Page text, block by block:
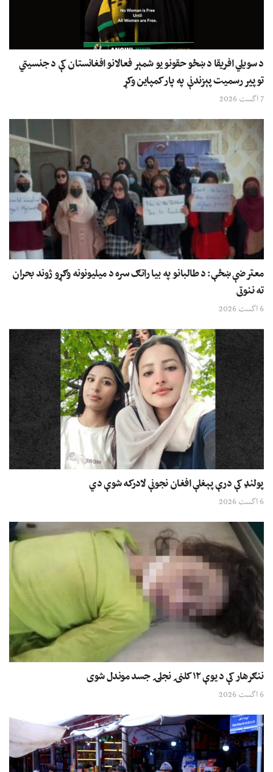
د سویلي افریقا د ښځو حقونو یو شمېر فعالانو افغانستان کې د جنسیتي
توپیر رسمیت پېزندنې په پار کمپاین وکړ
7 اگست 2026
معترضې ښځې: د طالبانو په بیا راتګ سره د میلیونونه وګړو ژوند بحران
ته ننوتی
6 اگست 2026
پولنډ کې درې پېغلې افغان نجونې لادرکه شوې دي
6 اگست 2026
ننګرهار کې د یوې ۱۲ کلنۍ نجلۍ جسد موندل شوی
6 اگست 2026